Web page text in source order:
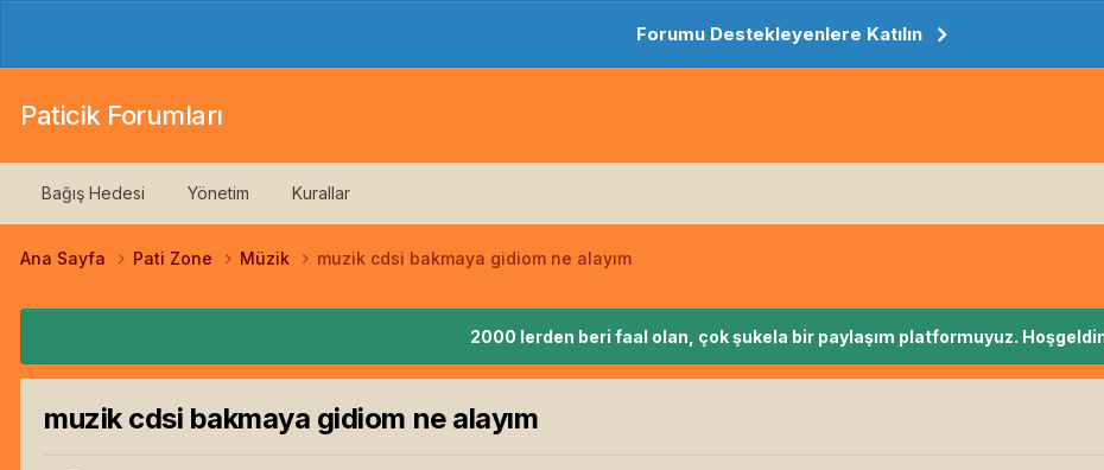
Forumu Destekleyenlere Katılın
Paticik Forumları
Bağış Hedesi Yönetim Kurallar
Ana Sayfa Pati Zone Müzik muzik cdsi bakmaya gidiom ne alayım
2000 lerden beri faal olan, çok şukela bir paylaşım platformuyuz.
muzik cdsi bakmaya gidiom ne alayım